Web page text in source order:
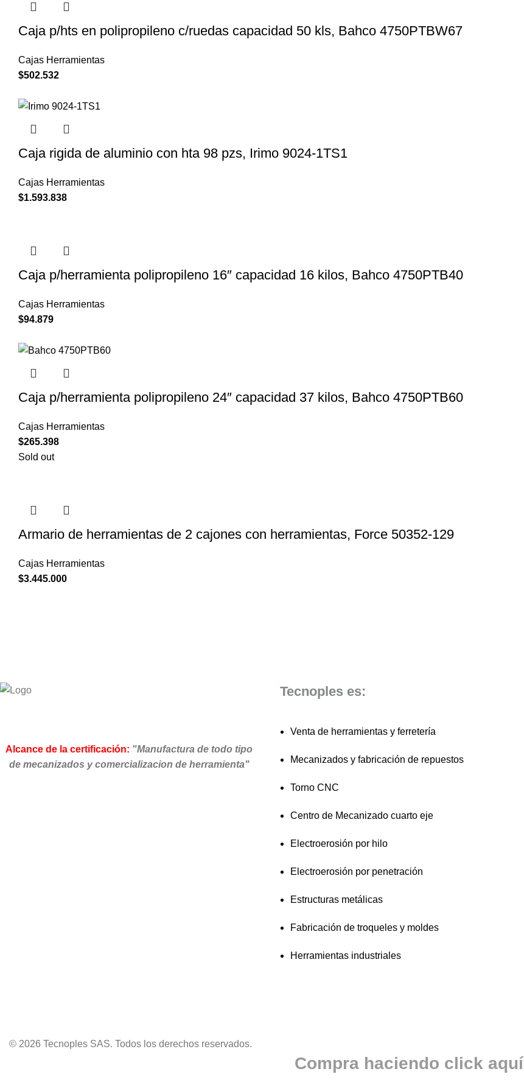
Caja p/hts en polipropileno c/ruedas capacidad 50 kls, Bahco 4750PTBW67
Cajas Herramientas
$502.532
Caja rigida de aluminio con hta 98 pzs, Irimo 9024-1TS1
Cajas Herramientas
$1.593.838
Caja p/herramienta polipropileno 16″ capacidad 16 kilos, Bahco 4750PTB40
Cajas Herramientas
$94.879
Caja p/herramienta polipropileno 24″ capacidad 37 kilos, Bahco 4750PTB60
Cajas Herramientas
$265.398
Sold out
Armario de herramientas de 2 cajones con herramientas, Force 50352-129
Cajas Herramientas
$3.445.000
Alcance de la certificación: "Manufactura de todo tipo
de mecanizados y comercializacion de herramienta"
Tecnoples es:
Venta de herramientas y ferretería
Mecanizados y fabricación de repuestos
Torno CNC
Centro de Mecanizado cuarto eje
Electroerosión por hilo
Electroerosión por penetración
Estructuras metálicas
Fabricación de troqueles y moldes
Herramientas industriales
© 2026 Tecnoples SAS. Todos los derechos reservados.
Compra haciendo click aquí